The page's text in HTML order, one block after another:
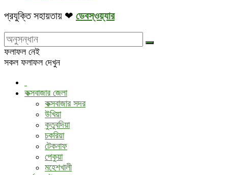
প্রযুক্তি সহায়তায় ❤ ডেবস্ওয়্যার
ফলাফল নেই
সকল ফলাফল দেখুন
কক্সবাজার জেলা
কক্সবাজার সদর
উখিয়া
কুতুবদিয়া
চকরিয়া
টেকনাফ
পেকুয়া
মহেশখালী